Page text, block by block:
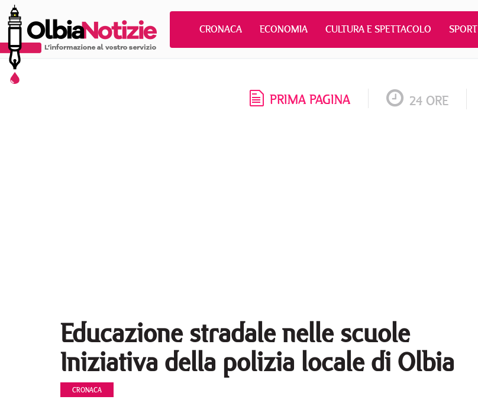
CRONACA ECONOMIA CULTURA E SPETTACOLO SPORT
PRIMA PAGINA 24 ORE
Educazione stradale nelle scuole
Iniziativa della polizia locale di Olbia
CRONACA